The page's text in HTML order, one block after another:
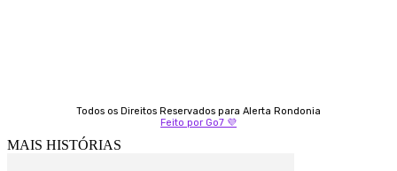
Todos os Direitos Reservados para Alerta Rondonia
Feito por Go7 💜
MAIS HISTÓRIAS